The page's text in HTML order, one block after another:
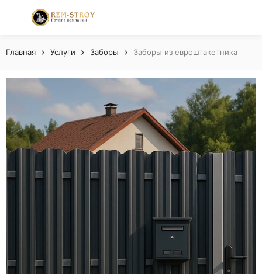
Главная Услуги Заборы Заборы из евроштакетника